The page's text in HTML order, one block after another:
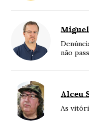
não
Alceu
As